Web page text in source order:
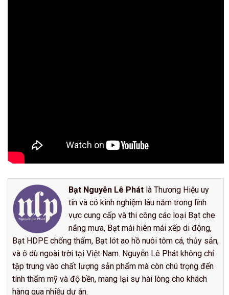
Bạt Nguyễn Lê Phát là Thương Hiệu uy
tín và có kinh nghiệm lâu năm trong lĩnh
vực cung cấp và thi công các loại Bạt che
nắng mưa, Bạt mái hiên mái xếp di động,
Bạt HDPE chống thấm, Bạt lót ao hồ nuôi tôm cá, thủy sản,
và ô dù ngoài trời tại Việt Nam. Nguyễn Lê Phát không chỉ
tập trung vào chất lượng sản phẩm mà còn chú trọng đến
tính thẩm mỹ và độ bền, mang lại sự hài lòng cho khách
hàng qua nhiều dự án.